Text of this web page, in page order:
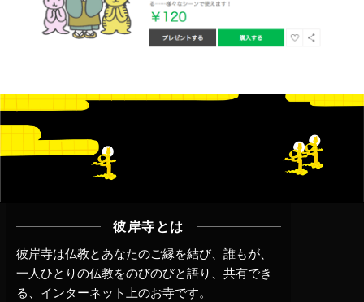
彼岸寺とは
彼岸寺は仏教とあなたのご縁を結び、誰もが、
一人ひとりの仏教をのびのびと語り、共有でき
る、インターネット上のお寺です。